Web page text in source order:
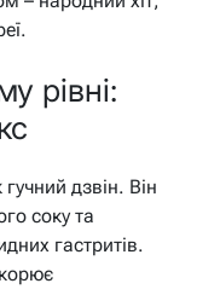
рівні:
дзвін. Він
соку та
гастритів.